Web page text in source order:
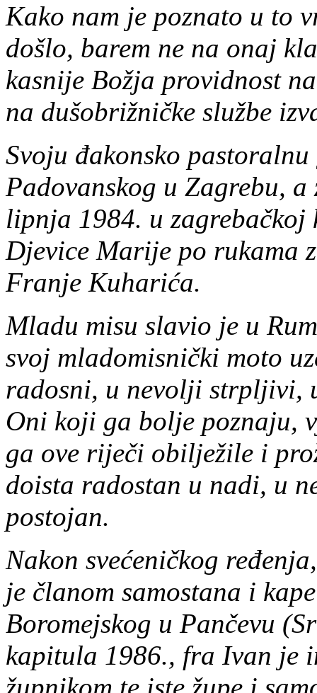
Kako nam je poznato u to
došlo, barem ne na onaj
kasnije Božja providnost
na dušobrižničke službe
Svoju đakonsko
Padovanskog u Zagrebu, a
lipnja 1984. u zagrebačkoj
Djevice Marije po rukama
Franje Kuharića.
Mladu misu slavio je u
svoj mladomisnički moto
radosni, u nevolji strpljivi,
Oni koji ga bolje poznaju,
ga ove riječi obilježile i
doista radostan u nadi, u
postojan.
Nakon svećeničkog
je članom samostana i
Boromejskog u Pančevu
kapitula 1986., fra Ivan je